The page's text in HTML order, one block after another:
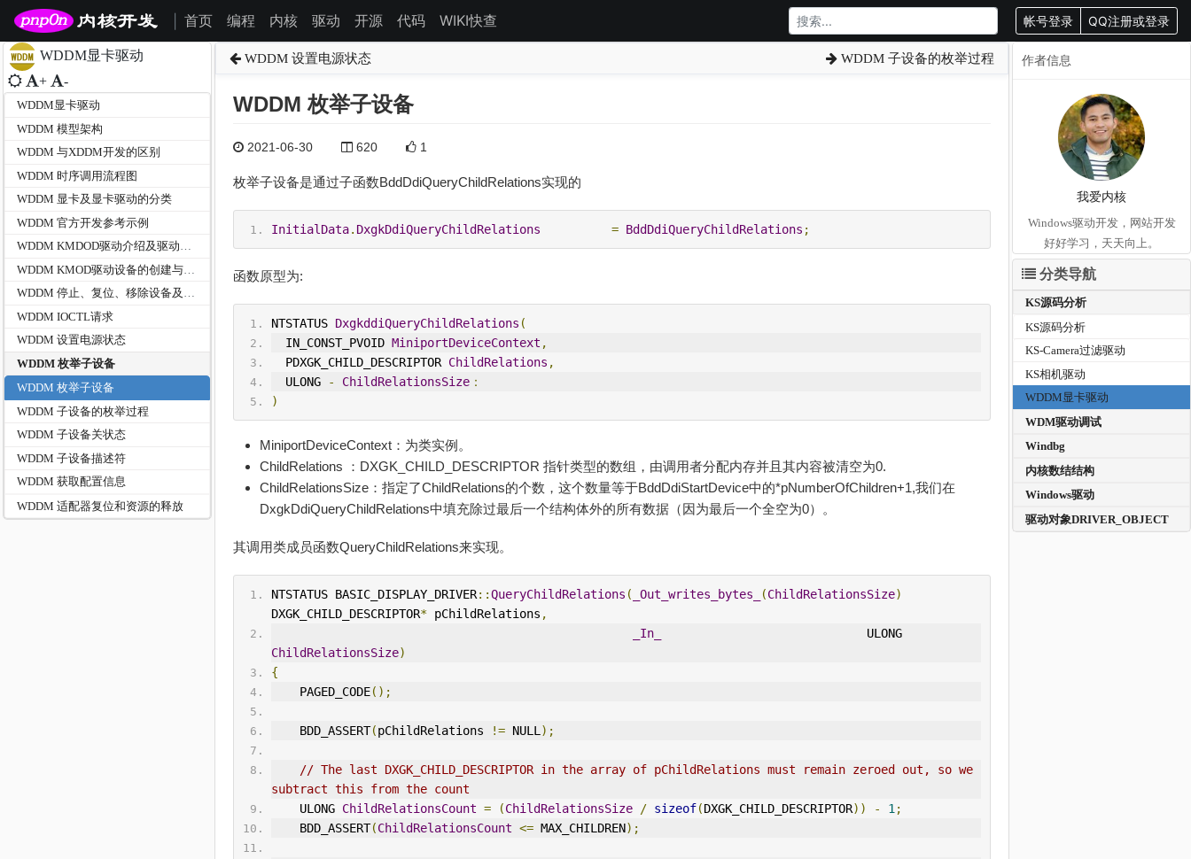
首页 编程 内核 驱动 开源 代码 WIKI快查 帐号登录 QQ注册或登录
WDDM显卡驱动
+ -
WDDM显卡驱动
WDDM 模型架构
WDDM 与XDDM开发的区别
WDDM 时序调用流程图
WDDM 显卡及显卡驱动的分类
WDDM 官方开发参考示例
WDDM KMDOD驱动介绍及驱动初始化
WDDM 停止、复位、移除设备及驱动卸载
WDDM IOCTL请求
WDDM 设置电源状态
WDDM 枚举子设备
WDDM 枚举子设备
WDDM 子设备的枚举过程
WDDM 子设备关状态
WDDM 子设备描述符
WDDM 获取配置信息
WDDM 适配器复位和资源的释放
WDDM 设置电源状态 WDDM 子设备的枚举过程
WDDM 枚举子设备
2021-06-30 620 1
枚举子设备是通过子函数BddDdiQueryChildRelations实现的
InitialData. DxgkDdiQueryChildRelations = BddDdiQueryChildRelations ;
函数原型为:
NTSTATUS DxgkddiQueryChildRelations (
  IN_CONST_PVOID
MiniportDeviceContext ,
  PDXGK_CHILD_DESCRIPTOR
ChildRelations ,
  ULONG
- ChildRelationsSize：
)
MiniportDeviceContext：为类实例。
ChildRelations ：DXGK_CHILD_DESCRIPTOR 指针类型的数组，由调用者分配内存并且其内容被清空为0.
ChildRelationsSize：指定了ChildRelations的个数，这个数量等于BddDdiStartDevice中的*pNumberOfChildren+1,我们在
DxgkDdiQueryChildRelations中填充除过最后一个结构体外的所有数据（因为最后一个全空为0）。
其调用类成员函数QueryChildRelations来实现。
NTSTATUS BASIC_DISPLAY_DRIVER::QueryChildRelations ( _Out_writes_bytes_ (ChildRelationsSize)
DXGK_CHILD_DESCRIPTOR* pChildRelations ,
_In_
                             ULONG
ChildRelationsSize)
{
    PAGED_CODE
();
    BDD_ASSERT
(pChildRelations != NULL );
// The last DXGK_CHILD_DESCRIPTOR in the array of pChildRelations must remain zeroed out, so we
subtract this from the count
    ULONG
ChildRelationsCount = (ChildRelationsSize / sizeof(DXGK_CHILD_DESCRIPTOR)) - 1 ;
    BDD_ASSERT
(ChildRelationsCount <= MAX_CHILDREN);
作者信息
我爱内核
Windows驱动开发，网站开发
好好学习，天天向上。
分类导航
KS源码分析
KS源码分析
KS-Camera过滤驱动
KS相机驱动
WDDM显卡驱动
WDM驱动调试
Windbg
内核数结结构
Windows驱动
驱动对象DRIVER_OBJECT